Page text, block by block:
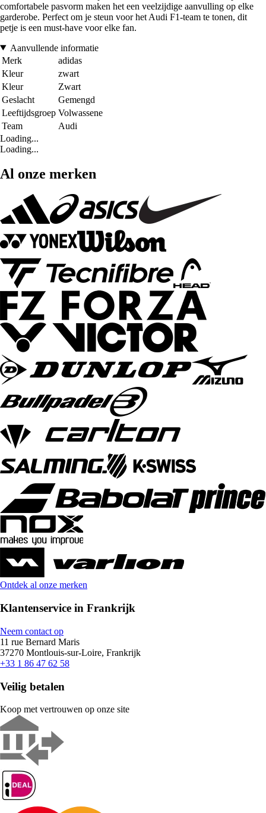
comfortabele pasvorm maken het een veelzijdige aanvulling op elke
garderobe. Perfect om je steun voor het Audi F1-team te tonen, dit
petje is een must-have voor elke fan.
Aanvullende informatie
Merk
adidas
Kleur
zwart
Kleur
Zwart
Geslacht
Gemengd
Leeftijdsgroep Volwassene
Team
Audi
Loading...
Loading...
Al onze merken
Ontdek al onze merken
Klantenservice in Frankrijk
Neem contact op
11 rue Bernard Maris
37270 Montlouis-sur-Loire, Frankrijk
+33 1 86 47 62 58
Veilig betalen
Koop met vertrouwen op onze site